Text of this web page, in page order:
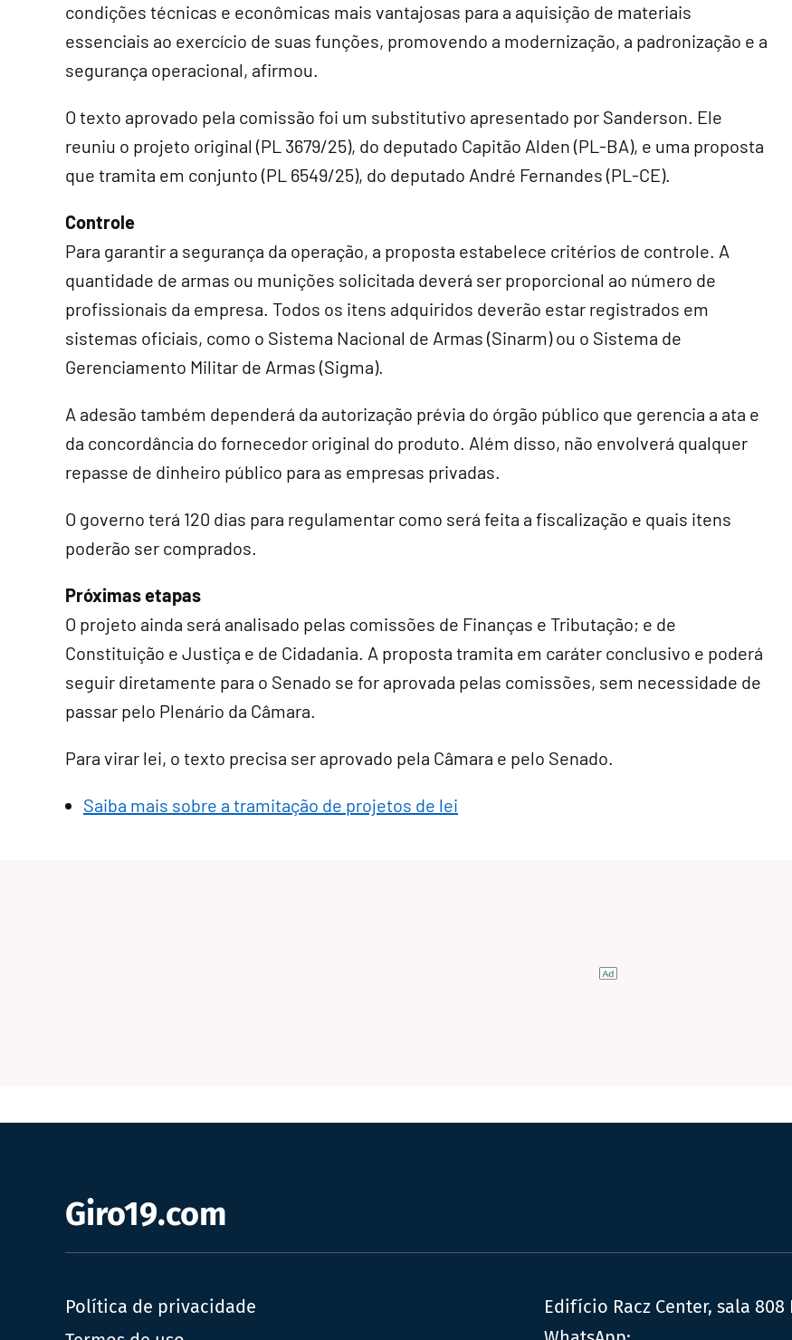
condições técnicas e econômicas mais vantajosas para a aquisição de materiais
essenciais ao exercício de suas funções, promovendo a modernização, a padronização e a
segurança operacional, afirmou.
O texto aprovado pela comissão foi um substitutivo apresentado por Sanderson. Ele
reuniu o projeto original (PL 3679/25), do deputado Capitão Alden (PL-BA), e uma proposta
que tramita em conjunto (PL 6549/25), do deputado André Fernandes (PL-CE).
Controle
Para garantir a segurança da operação, a proposta estabelece critérios de controle. A
quantidade de armas ou munições solicitada deverá ser proporcional ao número de
profissionais da empresa. Todos os itens adquiridos deverão estar registrados em
sistemas oficiais, como o Sistema Nacional de Armas (Sinarm) ou o Sistema de
Gerenciamento Militar de Armas (Sigma).
A adesão também dependerá da autorização prévia do órgão público que gerencia a ata e
da concordância do fornecedor original do produto. Além disso, não envolverá qualquer
repasse de dinheiro público para as empresas privadas.
O governo terá 120 dias para regulamentar como será feita a fiscalização e quais itens
poderão ser comprados.
Próximas etapas
O projeto ainda será analisado pelas comissões de Finanças e Tributação; e de
Constituição e Justiça e de Cidadania. A proposta tramita em caráter conclusivo e poderá
seguir diretamente para o Senado se for aprovada pelas comissões, sem necessidade de
passar pelo Plenário da Câmara.
Para virar lei, o texto precisa ser aprovado pela Câmara e pelo Senado.
Saiba mais sobre a tramitação de projetos de lei
Giro19.com
Política de privacidade
Edifício Racz Center, sala